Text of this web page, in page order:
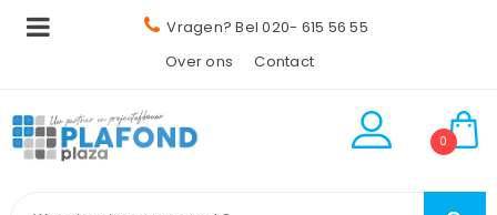
Vragen? Bel 020- 615 56 55
Over ons
Contact
0